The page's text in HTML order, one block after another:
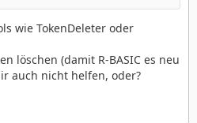
wie TokenDeleter oder
löschen (damit R-BASIC es neu
auch nicht helfen, oder?